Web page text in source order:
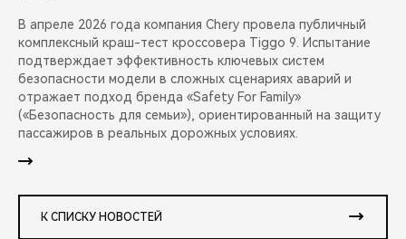
В апреле 2026 года компания Chery провела публичный
комплексный краш-тест кроссовера Tiggo 9. Испытание
подтверждает эффективность ключевых систем
безопасности модели в сложных сценариях аварий и
отражает подход бренда «Safety For Family»
(«Безопасность для семьи»), ориентированный на защиту
пассажиров в реальных дорожных условиях.
К СПИСКУ НОВОСТЕЙ